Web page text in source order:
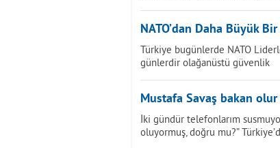
NATO’dan Daha Büyük
Türkiye bugünlerde NATO
günlerdir olağanüstü güvenlik
Mustafa Savaş bakan olur
İki gündür telefonlarım
oluyormuş, doğru mu?”